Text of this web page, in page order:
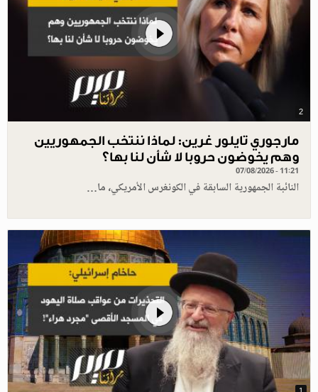
2
مارجوري تايلور غرين: لماذا ننتخب الجمهوريين
وهم يخوضون حروبا لا شأن لنا بها؟
07/08/2026 - 11:21
النائبة الجمهورية السابقة في الكونغرس الأمريكي، ما…